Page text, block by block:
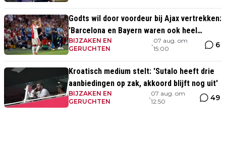
Godts wil door voordeur bij Ajax vertrekken:
'Barcelona en Bayern waren ook heel
serieus'
BIJZAKEN EN
GERUCHTEN
•
07 aug. om
15:00
6
Kroatisch medium stelt: 'Sutalo heeft drie
aanbiedingen op zak, akkoord blijft nog uit'
BIJZAKEN EN
GERUCHTEN
•
07 aug. om
12:50
49